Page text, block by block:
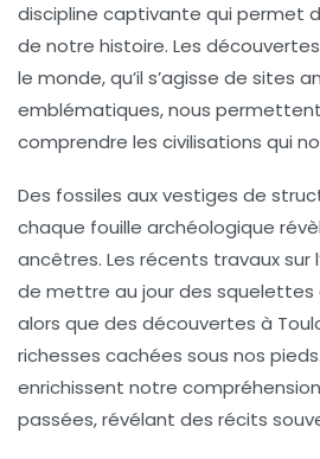
discipline captivante qui permet
de notre histoire. Les
le monde, qu’il s’agisse de sites
emblématiques, nous
comprendre les civilisations qui
Des fossiles aux vestiges de
chaque fouille archéologique
ancêtres. Les récents travaux sur
de mettre au jour des squelettes
alors que des découvertes à
richesses cachées sous nos
enrichissent notre
passées, révélant des récits